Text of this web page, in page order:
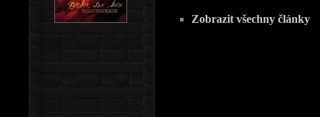
Zobrazit všechny články